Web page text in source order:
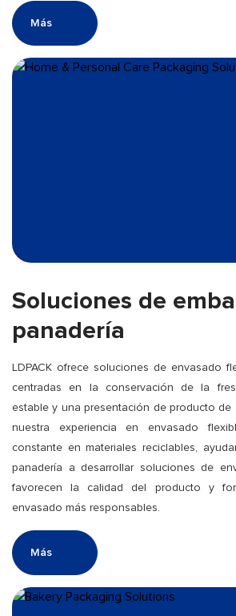
Más
Soluciones de
panadería
LDPACK ofrece soluciones de envasado
centradas en la conservación de la
estable y una presentación de producto de
nuestra experiencia en envasado
constante en materiales reciclables,
panadería a desarrollar soluciones de
favorecen la calidad del producto y
envasado más responsables.
Más